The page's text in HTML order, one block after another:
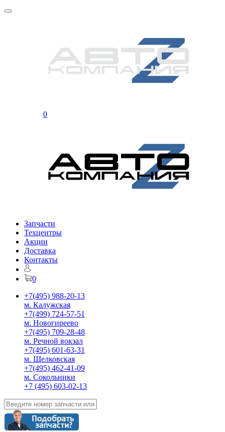
0
Запчасти
Техцентры
Акции
Доставка
Контакты
0
+7(495) 988-20-13
м. Калужская
+7(499) 724-57-51
м. Новогиреево
+7(495) 709-28-48
м. Речной вокзал
+7(495) 601-63-31
м. Щелковская
+7(495) 462-41-09
м. Сокольники
+7 (495) 603-02-13